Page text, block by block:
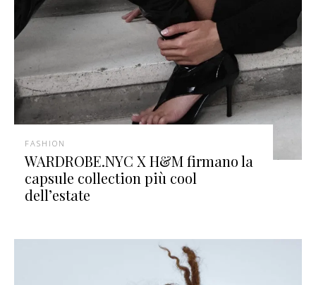
FASHION
WARDROBE.NYC X H&M firmano la
capsule collection più cool
dell’estate